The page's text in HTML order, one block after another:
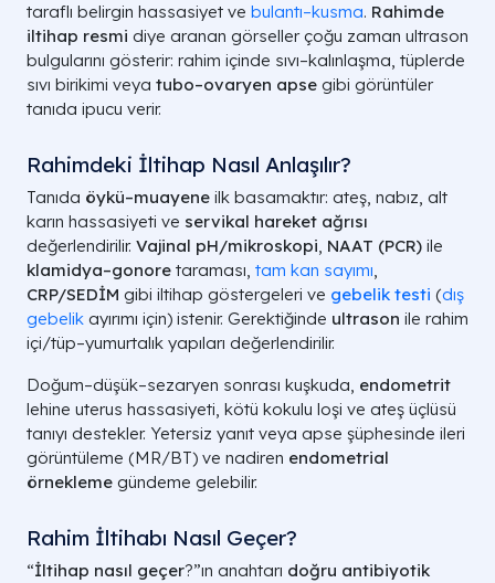
taraflı belirgin hassasiyet ve bulantı–kusma. Rahimde
iltihap resmi diye aranan görseller çoğu zaman ultrason
bulgularını gösterir: rahim içinde sıvı–kalınlaşma, tüplerde
sıvı birikimi veya tubo–ovaryen apse gibi görüntüler
tanıda ipucu verir.
Rahimdeki İltihap Nasıl Anlaşılır?
Tanıda öykü–muayene ilk basamaktır: ateş, nabız, alt
karın hassasiyeti ve servikal hareket ağrısı
değerlendirilir. Vajinal pH/mikroskopi, NAAT (PCR) ile
klamidya–gonore taraması, tam kan sayımı,
CRP/SEDİM gibi iltihap göstergeleri ve gebelik testi (dış
gebelik ayırımı için) istenir. Gerektiğinde ultrason ile rahim
içi/tüp–yumurtalık yapıları değerlendirilir.
Doğum–düşük–sezaryen sonrası kuşkuda, endometrit
lehine uterus hassasiyeti, kötü kokulu loşi ve ateş üçlüsü
tanıyı destekler. Yetersiz yanıt veya apse şüphesinde ileri
görüntüleme (MR/BT) ve nadiren endometrial
örnekleme gündeme gelebilir.
Rahim İltihabı Nasıl Geçer?
“İltihap nasıl geçer?”ın anahtarı doğru antibiyotik